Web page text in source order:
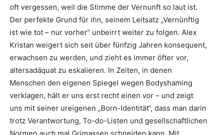
oft vergessen, weil die Stimme der Vernunft so laut ist.
Der perfekte Grund für ihn, seinem Leitsatz „Vernünftig
ist wie tot – nur vorher“ unbeirrt weiter zu folgen. Alex
Kristan weigert sich seit über fünfzig Jahren konsequent,
erwachsen zu werden, und zieht es immer öfter vor,
altersadäquat zu eskalieren. In Zeiten, in denen
Menschen den eigenen Spiegel wegen Bodyshaming
verklagen, hält er uns erst recht einen vor – und zeigt
uns mit seiner ureigenen „Born-Identität“, dass man darin
trotz Verantwortung, To-do-Listen und gesellschaftlichen